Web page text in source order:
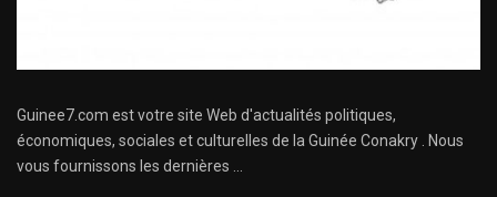
Guinee7.com est votre site Web d'actualités politiques,
économiques, sociales et culturelles de la Guinée Conakry . Nous
vous fournissons les dernières ...